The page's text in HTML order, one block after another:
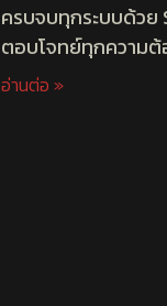
ครบจบทุกระบบด้วย
ตอบโจทย์ทุกความต้
อ่านต่อ »